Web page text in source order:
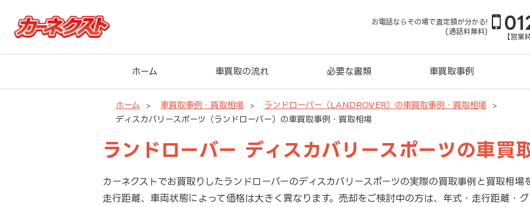
お電話ならその場で査定額が分かる!
(通話料無料)
【営
ホーム 車買取の流れ 必要な書類 車買取事例
ホーム 車買取事例・買取相場
ランドローバー（LANDROVER）の車買取事例・買取相場
ディスカバリースポーツ（ランドローバー）の車買取事例・買取相場
ランドローバー ディスカバリースポーツの車買
カーネクストでお買取りしたランドローバーのディスカバリースポーツの実際の買取事例と買取相場
走行距離、車両状態によって価格は大きく異なります。売却をご検討中の方は、年式・走行距離・